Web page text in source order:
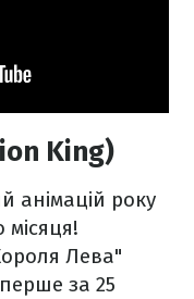
King)
анімацій року
Лева"
за 25